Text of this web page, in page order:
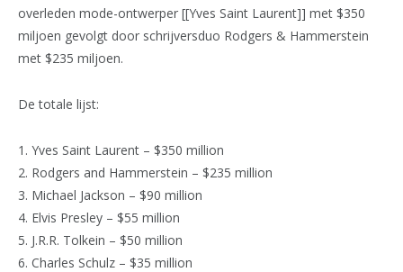
overleden mode-ontwerper [[Yves Saint Laurent]] met $350
miljoen gevolgt door schrijversduo Rodgers & Hammerstein
met $235 miljoen.
De totale lijst:
1. Yves Saint Laurent – $350 million
2. Rodgers and Hammerstein – $235 million
3. Michael Jackson – $90 million
4. Elvis Presley – $55 million
5. J.R.R. Tolkein – $50 million
6. Charles Schulz – $35 million